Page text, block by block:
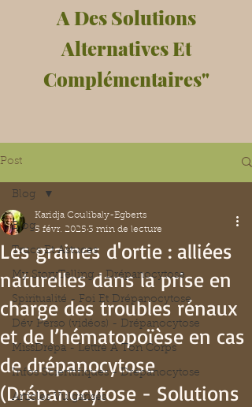
A Des Solutions
Alternatives Et
Complémentaires"
Post
Blog
Trucs Et Astuces
My StoryTelling - Drépanocytose
Spiritualité - Foi Et Drépanocytose
Dév Perso (vidéos) - Drépanocytose
MissDrépa - Lettre A Ton Corps
Infos Scientifiques - Drépanocytose
Articles Vulgarisés
Blog
Les graines d'ortie : alliées
naturelles dans la prise en
charge des troubles rénaux
et de l’hématopoïèse en cas
de drépanocytose
(Drépanocytose - Solutions
Karidja Coulibaly-Egberts
5 févr. 2025 3 min de lecture